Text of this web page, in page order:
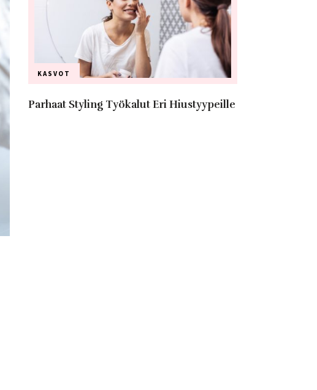
KASVOT
Parhaat Styling Työkalut Eri Hiustyypeille